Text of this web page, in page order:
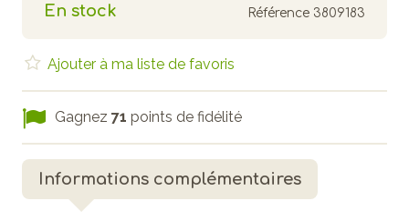
En stock Référence 3809183
Ajouter à ma liste de favoris
Gagnez 71 points de fidélité
Informations complémentaires